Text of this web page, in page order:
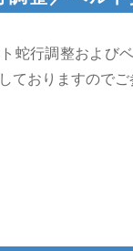
蛇行調整および
ておりますのでご